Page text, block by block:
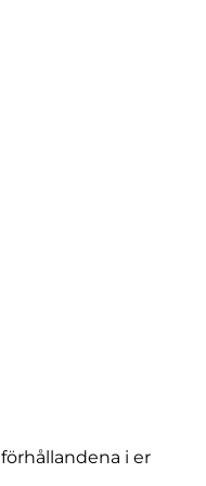
i er